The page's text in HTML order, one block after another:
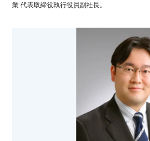
業 代表取締役執行役員副社長。